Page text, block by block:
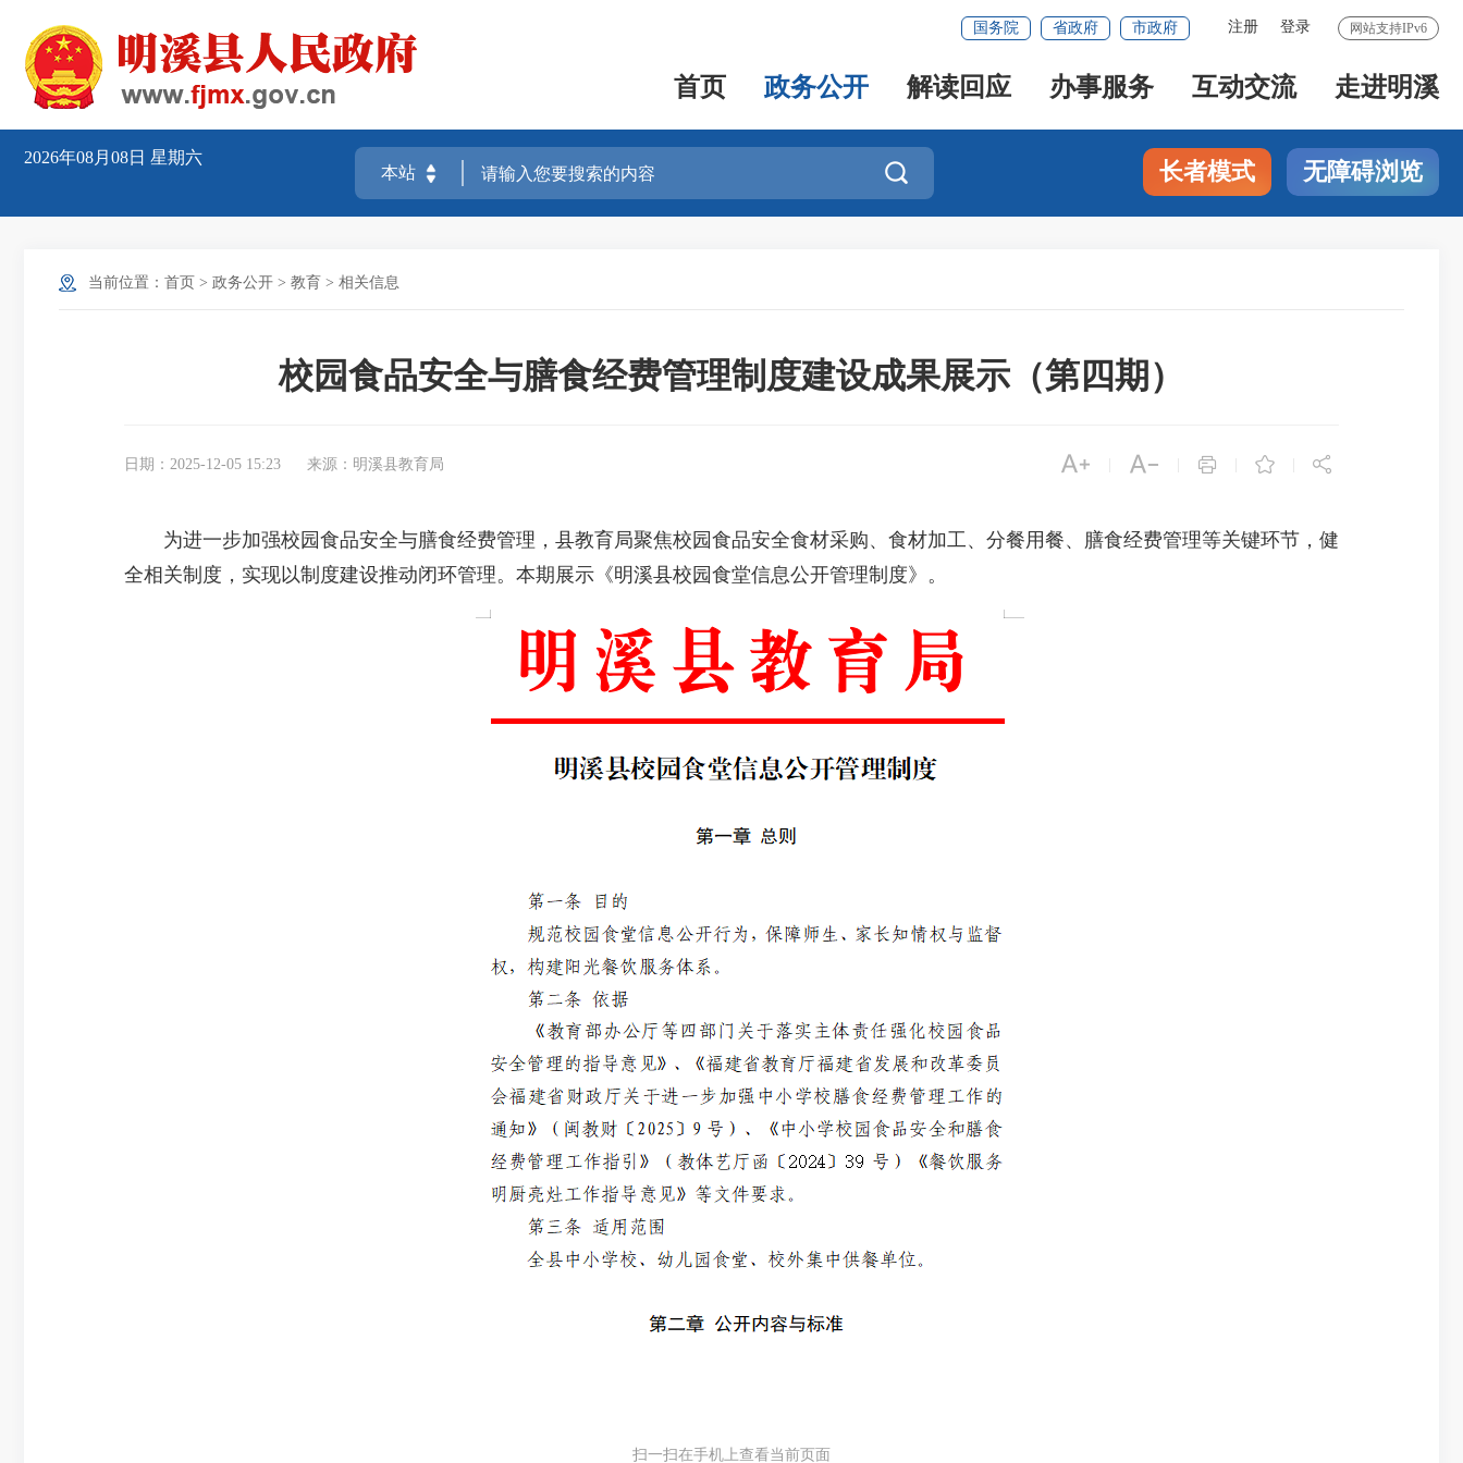
网站支持IPv6
注册 登录
国务院 省政府 市政府
首页 政务公开 解读回应 办事服务 互动交流 走进明溪
2026年08月08日 星期六
 长者模式 无障碍浏览
当前位置： 首页 > 政务公开 > 教育 > 相关信息
校园食品安全与膳食经费管理制度建设成果展示（第四期）
日期：2025-12-05 15:23 来源：明溪县教育局     
为进一步加强校园食品安全与膳食经费管理，县教育局聚焦校园食品安全食材采购、食材加工、分餐用餐、膳食经费管理等关键环节，健
全相关制度，实现以制度建设推动闭环管理。本期展示《明溪县校园食堂信息公开管理制度》。
扫一扫在手机上查看当前页面